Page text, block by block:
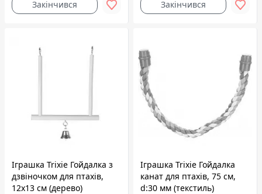
Закінчився Закінчився
Іграшка Trixie Гойдалка з
дзвіночком для птахів,
12x13 см (дерево)
Іграшка Trixie Гойдалка
канат для птахів, 75 см,
d:30 мм (текстиль)